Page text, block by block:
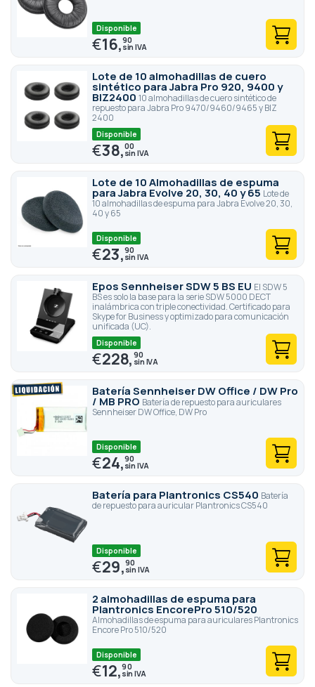
Disponible
€16,90
Lote de 10 almohadillas de cuero
sintético para Jabra Pro 920, 9400 y
BIZ2400 10 almohadillas de cuero sintético de
repuesto para Jabra Pro 9470/9460/9465 y BIZ
2400
Disponible
€38,00
Lote de 10 Almohadillas de espuma
para Jabra Evolve 20, 30, 40 y 65 Lote de
10 almohadillas de espuma para Jabra Evolve 20, 30,
40 y 65
Disponible
€23,90
Epos Sennheiser SDW 5 BS EU El SDW 5
BS es solo la base para la serie SDW 5000 DECT
inalámbrica con triple conectividad. Certificado para
Skype for Business y optimizado para comunicación
unificada (UC).
Disponible
€228,90
Batería Sennheiser DW Office / DW Pro
/ MB PRO Batería de repuesto para auriculares
Sennheiser DW Office, DW Pro
Disponible
€24,90
Batería para Plantronics CS540 Batería
de repuesto para auricular Plantronics CS540
Disponible
€29,90
2 almohadillas de espuma para
Plantronics EncorePro 510/520
Almohadillas de espuma para auriculares Plantronics
Encore Pro 510/520
Disponible
€12,90